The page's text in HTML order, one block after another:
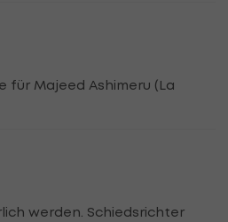
für Majeed Ashimeru (La
werden. Schiedsrichter